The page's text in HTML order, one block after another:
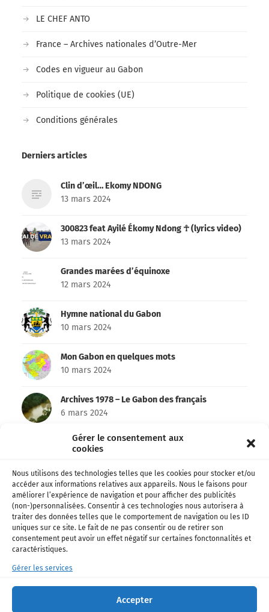
Gérer le consentement aux
cookies
Nous utilisons des technologies telles que les cookies pour stocker et/ou
accéder aux informations relatives aux appareils. Nous le faisons pour
améliorer l’expérience de navigation et pour afficher des publicités
(non-)personnalisées. Consentir à ces technologies nous autorisera à
traiter des données telles que le comportement de navigation ou les ID
uniques sur ce site. Le fait de ne pas consentir ou de retirer son
consentement peut avoir un effet négatif sur certaines fonctonnalités et
caractéristiques.
Gérer les services
Accepter
LE CHEF ANTO
France – Archives nationales d’Outre-Mer
Codes en vigueur au Gabon
Politique de cookies (UE)
Conditions générales
Derniers articles
Clin d’œil… Ekomy NDONG
13 mars 2024
300823 feat Ayilé Ékomy Ndong ☥ (lyrics video)
13 mars 2024
Grandes marées d’équinoxe
12 mars 2024
Hymne national du Gabon
10 mars 2024
Mon Gabon en quelques mots
10 mars 2024
Archives 1978 – Le Gabon des français
6 mars 2024
Emma’a et Don’zer bien partis pour remporter
le Kora !
Football • Ligue 1 – Officiel: Shavy Babicka
s’engage avec Toulouse !
18 janvier 2024
La chanteuse Paola de retour avec un nouveau
single !
16 décembre 2023
Zita nommé coach de l’USO !